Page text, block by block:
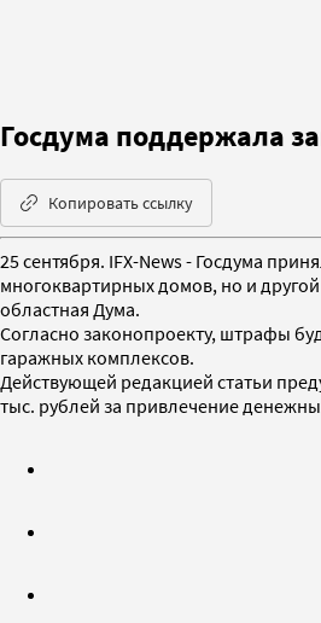
Госдума поддержала
Копировать ссылку
25 сентября. IFX-News - Госдума
многоквартирных домов, но и
областная Дума.
Согласно законопроекту, штрафы
гаражных комплексов.
Действующей редакцией статьи
тыс. рублей за привлечение